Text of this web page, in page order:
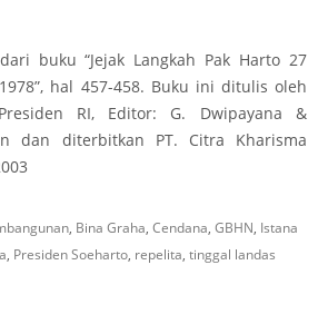
buku “Jejak Langkah Pak Harto 27
hal 457-458. Buku ini ditulis oleh
RI, Editor: G. Dwipayana &
dan diterbitkan PT. Citra Kharisma
, Bina Graha, Cendana, GBHN, Istana
, Presiden Soeharto, repelita, tinggal landas